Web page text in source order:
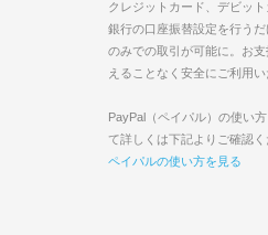
クレジットカード、デビット
銀行の口座振替設定を行う
のみでの取引が可能に。お
えることなく安全にご利用い
PayPal（ペイパル）の使い
て詳しくは下記よりご確認く
ペイパルの使い方を見る